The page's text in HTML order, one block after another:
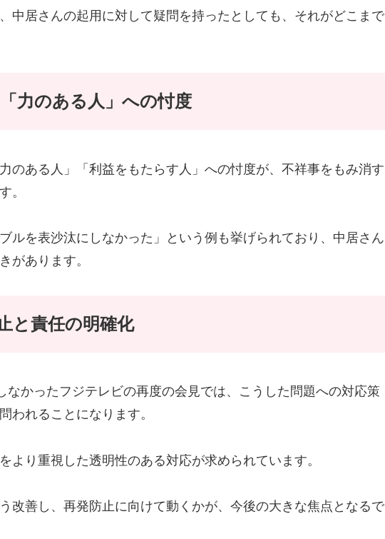
中居さんの起用に対して疑問を持ったとしても、それがどこまで
力のある人」への忖度
のある人」「利益をもたらす人」への忖度が、不祥事をもみ消す
。
ルを表沙汰にしなかった」という例も挙げられており、中居さん
があります。
と責任の明確化
なかったフジテレビの再度の会見では、こうした問題への対応策
われることになります。
より重視した透明性のある対応が求められています。
改善し、再発防止に向けて動くかが、今後の大きな焦点となるで